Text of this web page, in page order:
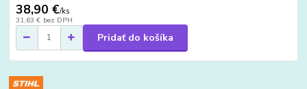
38,90 €/ks
31,63 € bez DPH
Pridať do košíka